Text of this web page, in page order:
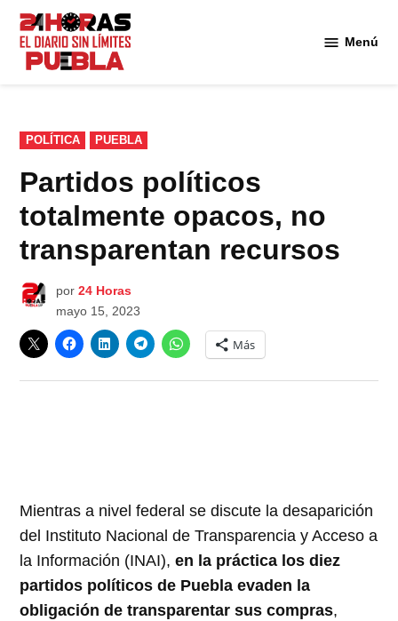
Saltar
contenido
Menú
PUBLICADO
EN
POLÍTICA PUEBLA
Partidos políticos
totalmente opacos, no
transparentan recursos
por 24 Horas
mayo 15, 2023
Más
Mientras a nivel federal se discute la desaparición
del Instituto Nacional de Transparencia y Acceso a
la Información (INAI), en la práctica los diez
partidos políticos de Puebla evaden la
obligación de transparentar sus compras,